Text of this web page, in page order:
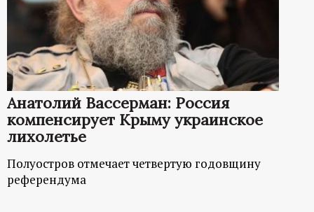
Анатолий Вассерман: Россия
компенсирует Крыму украинское
лихолетье
Полуостров отмечает четвертую годовщину
референдума